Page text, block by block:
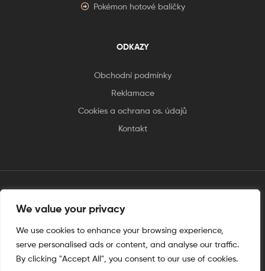
We value your privacy
We use cookies to enhance your browsing experience,
serve personalised ads or content, and analyse our traffic.
By clicking "Accept All", you consent to our use of cookies.
Pokémon hotové balíčky
ODKAZY
Obchodní podmínky
Reklamace
Cookies a ochrana os. údajů
Kontakt
tento web je vytvořen úplnějinak